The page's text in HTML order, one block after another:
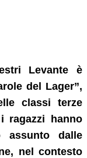
Levante è
del Lager”,
classi terze
ragazzi hanno
assunto dalle
nel contesto